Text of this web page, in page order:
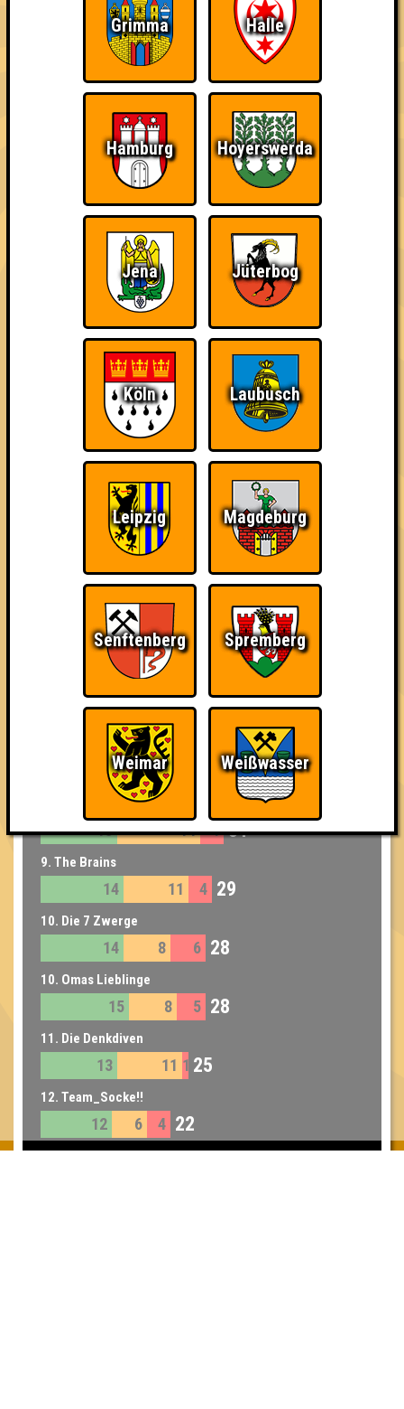
1. K.I. Keine Intelligenz
15
9 141
2. Blunowledge
15 10 40
3. Die Blitzbirnen
15 8 37
3. Club der dichten Toten
14 8 37
4. Suffivor Boys and Girls
18 6 36
5. Die Tätzschquizer
6. HoyL Doch!
14 10 9 33
17 12 3 32
14 5 32
8. Caseus Magnus
13 14 4 31
9. The Brains
14 11 4 29
10. Die 7 Zwerge
14 8 6 28
10. Omas Lieblinge
15 8 5 28
11. Die Denkdiven
13 11 1 25
12. Team_Socke!!
12 6 4 22
Grimma Halle
Hamburg Hoyerswerda
Jena Jüterbog
Köln Laubusch
Leipzig Magdeburg
Senftenberg Spremberg
Weimar Weißwasser